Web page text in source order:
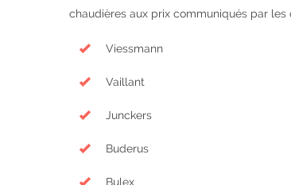
chaudières aux prix communiqués par les
Viessmann
Vaillant
Junckers
Buderus
Bulex